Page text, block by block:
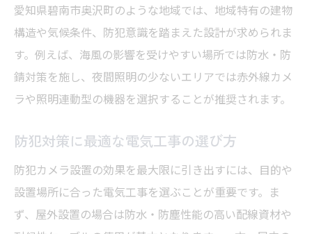
防犯カメラの台数と録画容量の関係性
保存期間を延ばす電気工事の工夫とは
録画保存設定と電気工事作業の注意点
費用比較でわかる防犯カメラ設置の注意点
見積もり項目ごとの費用差を徹底解説
安さだけで選ばない防犯カメラ設置法
追加費用が発生しやすい工事項目とは
費用抑制と品質確保のバランスを考える
愛知県碧南市奥沢町のような地域では、地域特有の建物
構造や気候条件、防犯意識を踏まえた設計が求められま
す。例えば、海風の影響を受けやすい場所では防水・防
錆対策を施し、夜間照明の少ないエリアでは赤外線カメ
ラや照明連動型の機器を選択することが推奨されます。
防犯対策に最適な電気工事の選び方
防犯カメラ設置の効果を最大限に引き出すには、目的や
設置場所に合った電気工事を選ぶことが重要です。ま
ず、屋外設置の場合は防水・防塵性能の高い配線資材や